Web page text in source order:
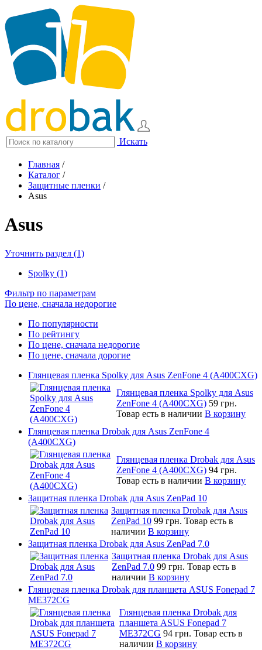
Искать
Главная /
Каталог /
Защитные пленки /
Asus
Asus
Уточнить раздел (1)
Spolky (1)
Фильтр по параметрам
По цене, сначала недорогие
По популярности
По рейтингу
По цене, сначала недорогие
По цене, сначала дорогие
Глянцевая пленка Spolky для Asus ZenFone 4 (A400CXG)
Глянцевая пленка Spolky для Asus
ZenFone 4 (A400CXG) 59 грн.
Товар есть в наличии В корзину
Глянцевая пленка Drobak для Asus ZenFone 4
(A400CXG)
Глянцевая пленка Drobak для Asus
ZenFone 4 (A400CXG) 94 грн.
Товар есть в наличии В корзину
Защитная пленка Drobak для Asus ZenPad 10
Защитная пленка Drobak для Asus
ZenPad 10 99 грн. Товар есть в
наличии В корзину
Защитная пленка Drobak для Asus ZenPad 7.0
Защитная пленка Drobak для Asus
ZenPad 7.0 99 грн. Товар есть в
наличии В корзину
Глянцевая пленка Drobak для планшета ASUS Fonepad 7
ME372CG
Глянцевая пленка Drobak для
планшета ASUS Fonepad 7
ME372CG 94 грн. Товар есть в
наличии В корзину